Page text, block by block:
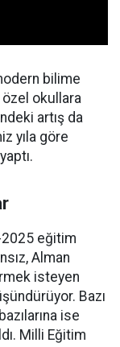
bilime
özel okullara
artış da
yıla göre
2025 eğitim
Alman
isteyen
Bazı
ise
Milli Eğitim